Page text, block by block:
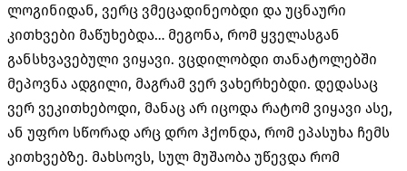
ლოგინიდან, ვერც ვმეცადინეობდი და უცნაური
კითხვები მაწუხებდა… მეგონა, რომ ყველასგან
განსხვავებული ვიყავი. ვცდილობდი თანატოლებში
მეპოვნა ადგილი, მაგრამ ვერ ვახერხებდი. დედასაც
ვერ ვეკითხებოდი, მანაც არ იცოდა რატომ ვიყავი ასე,
ან უფრო სწორად არც დრო ჰქონდა, რომ ეპასუხა ჩემს
კითხვებზე. მახსოვს, სულ მუშაობა უწევდა რომ